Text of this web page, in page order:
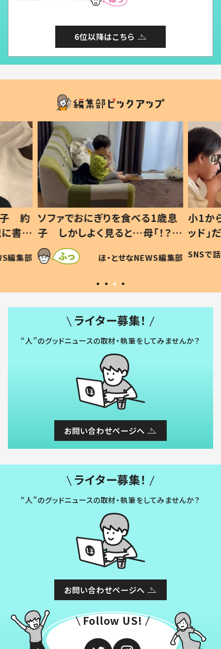
6位以降はこちら
歳息
？」
編集部
小1から不登校、息子は「ギフテ
ッド」だった 父が“ウチ給食”を
作り続ける理由とは #令和の親
#令和の子
SNSで話題 ほ・とせなNEWS編集部
ひ孫
が、抱
「涙
い」
ライター募集！
“人”のグッドニュースの取材・執筆をしてみませんか？
お問い合わせページへ
ライター募集！
“人”のグッドニュースの取材・執筆をしてみませんか？
お問い合わせページへ
Follow US!